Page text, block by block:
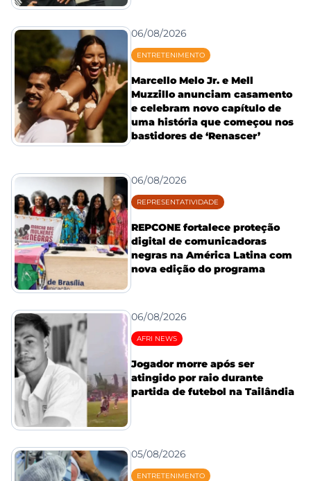
06/08/2026
ENTRETENIMENTO
Marcello Melo Jr. e Mell
Muzzillo anunciam casamento
e celebram novo capítulo de
uma história que começou nos
bastidores de ‘Renascer’
06/08/2026
REPRESENTATIVIDADE
REPCONE fortalece proteção
digital de comunicadoras
negras na América Latina com
nova edição do programa
06/08/2026
AFRI NEWS
Jogador morre após ser
atingido por raio durante
partida de futebol na Tailândia
05/08/2026
ENTRETENIMENTO